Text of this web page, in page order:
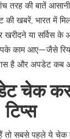
तरह की बातें
की खबरें, भारत में
या सर्विस के
काम आए—जैसे
है और अपडेट कब
चेक
टिप्स
तो सबसे पहले ये चेक